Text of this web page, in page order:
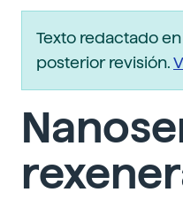
Texto redactado
posterior revisión.